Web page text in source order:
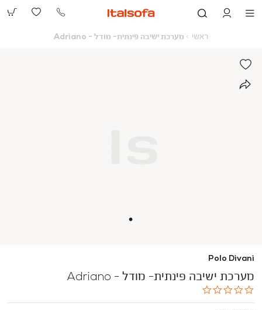
073-
ראשי ראשי
מערכת ישיבה פינתית- מודל - Adriano
Polo Divani
מערכת ישיבה פינתית- מודל - Adriano